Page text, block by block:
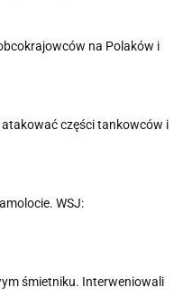
na Polaków i
atakować części tankowców i
WSJ:
śmietniku. Interweniowali